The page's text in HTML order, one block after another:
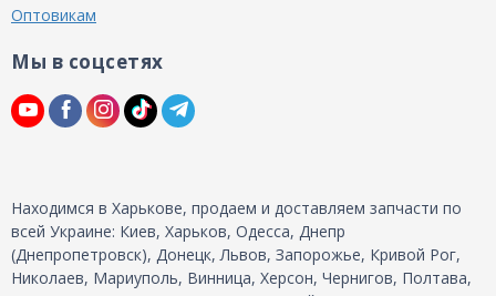
Оптовикам
Мы в соцсетях
Находимся в Харькове, продаем и доставляем запчасти по
всей Украине: Киев, Харьков, Одесса, Днепр
(Днепропетровск), Донецк, Львов, Запорожье, Кривой Рог,
Николаев, Мариуполь, Винница, Херсон, Чернигов, Полтава,